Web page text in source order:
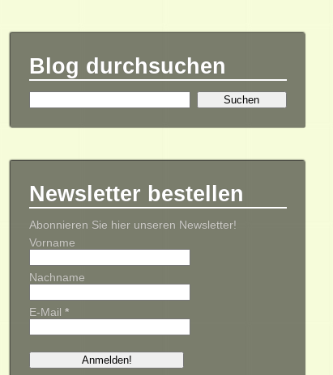
Blog durchsuchen
Newsletter bestellen
Abonnieren Sie hier unseren Newsletter!
Vorname
Nachname
E-Mail*